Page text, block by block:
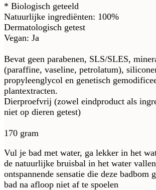
* Biologisch geteeld
Natuurlijke ingrediënten: 100%
Dermatologisch getest
Vegan: Ja
Bevat geen parabenen, SLS/SLES,
(paraffine, vaseline, petrolatum),
propyleenglycol en genetisch
plantextracten.
Dierproefvrij (zowel eindproduct als
niet op dieren getest)
170 gram
Vul je bad met water, ga lekker in het
de natuurlijke bruisbal in het water
ontspannende sensatie die deze badbom
bad na afloop niet af te spoelen